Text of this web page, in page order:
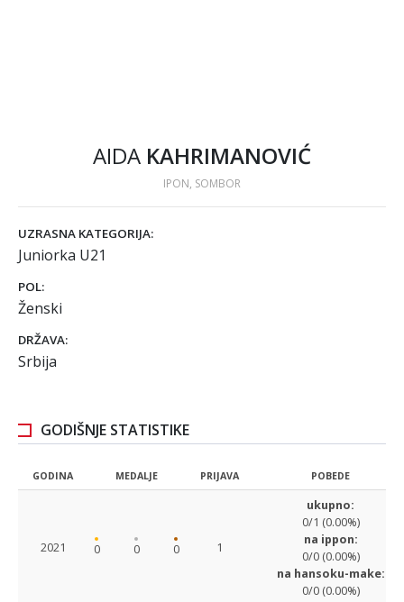
AIDA KAHRIMANOVIĆ
IPON, SOMBOR
UZRASNA KATEGORIJA:
Juniorka U21
POL:
Ženski
DRŽAVA:
Srbija
GODIŠNJE STATISTIKE
GODINA MEDALJE PRIJAVA POBEDE
2021 0 0 0 1
ukupno:
0/1 (0.00%)
na ippon:
0/0 (0.00%)
na hansoku-make:
0/0 (0.00%)